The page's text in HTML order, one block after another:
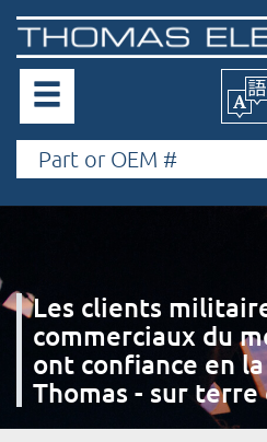
Les clients
commerciaux du
ont confiance en
Thomas - sur terre